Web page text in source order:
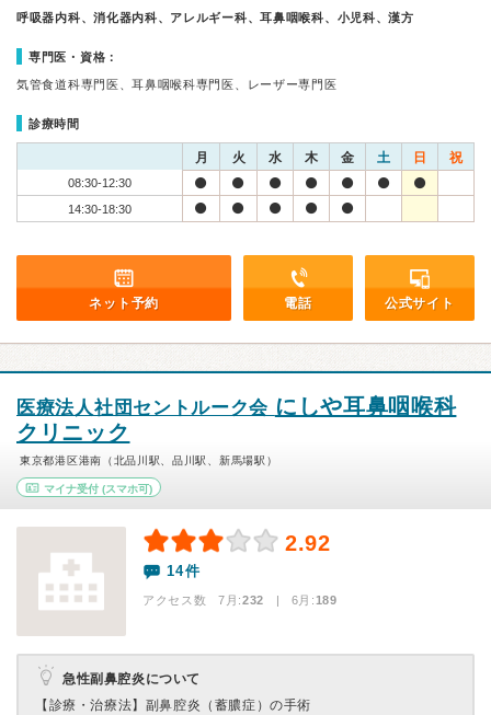
呼吸器内科、消化器内科、アレルギー科、耳鼻咽喉科、小児科、漢方
専門医・資格：
気管食道科専門医、耳鼻咽喉科専門医、レーザー専門医
診療時間
月 火 水 木 金 土 日 祝
08:30-12:30
14:30-18:30
ネット予約 電話 公式サイト
医療法人社団セントルーク会 にしや耳鼻咽喉科
クリニック
東京都港区港南（北品川駅、品川駅、新馬場駅）
マイナ受付 (スマホ可)
2.92
14件
アクセス数 7月:232 | 6月:189
急性副鼻腔炎について
【診療・治療法】 副鼻腔炎（蓄膿症）の手術